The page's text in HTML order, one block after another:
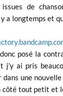
de
a longtemps et
posé la
j’y ai pris
dans une
côté tout petit et